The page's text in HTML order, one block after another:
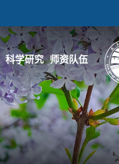
科学研究 师资队伍